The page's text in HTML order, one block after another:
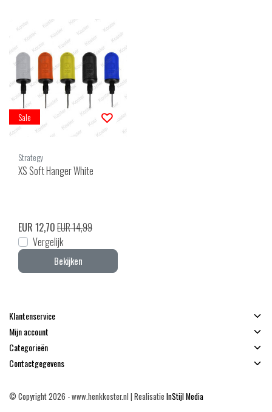
Sale
Strategy
XS Soft Hanger White
EUR 12,70EUR 14,99
Vergelijk
Bekijken
Klantenservice
Mijn account
Categorieën
Contactgegevens
© Copyright 2026 - www.henkkoster.nl | Realisatie InStijl Media